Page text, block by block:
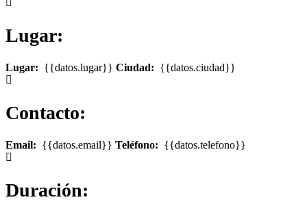
Lugar:
Lugar: {{datos.lugar}} Ciudad: {{datos.ciudad}}
Contacto:
Email: {{datos.email}} Teléfono: {{datos.telefono}}
Duración: